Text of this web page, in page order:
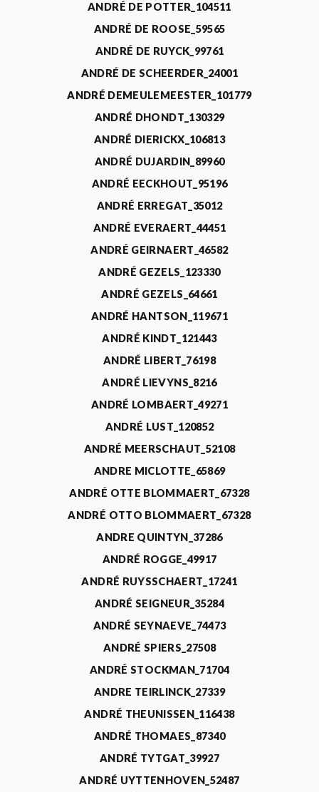
ANDRÉ DE POTTER_104511
ANDRÉ DE ROOSE_59565
ANDRÉ DE RUYCK_99761
ANDRÉ DE SCHEERDER_24001
ANDRÉ DEMEULEMEESTER_101779
ANDRÉ DHONDT_130329
ANDRÉ DIERICKX_106813
ANDRÉ DUJARDIN_89960
ANDRÉ EECKHOUT_95196
ANDRÉ ERREGAT_35012
ANDRÉ EVERAERT_44451
ANDRÉ GEIRNAERT_46582
ANDRÉ GEZELS_123330
ANDRÉ GEZELS_64661
ANDRÉ HANTSON_119671
ANDRÉ KINDT_121443
ANDRÉ LIBERT_76198
ANDRÉ LIEVYNS_8216
ANDRÉ LOMBAERT_49271
ANDRÉ LUST_120852
ANDRÉ MEERSCHAUT_52108
ANDRE MICLOTTE_65869
ANDRÉ OTTE BLOMMAERT_67328
ANDRÉ OTTO BLOMMAERT_67328
ANDRE QUINTYN_37286
ANDRÉ ROGGE_49917
ANDRÉ RUYSSCHAERT_17241
ANDRÉ SEIGNEUR_35284
ANDRÉ SEYNAEVE_74473
ANDRÉ SPIERS_27508
ANDRÉ STOCKMAN_71704
ANDRE TEIRLINCK_27339
ANDRÉ THEUNISSEN_116438
ANDRÉ THOMAES_87340
ANDRÉ TYTGAT_39927
ANDRÉ UYTTENHOVEN_52487